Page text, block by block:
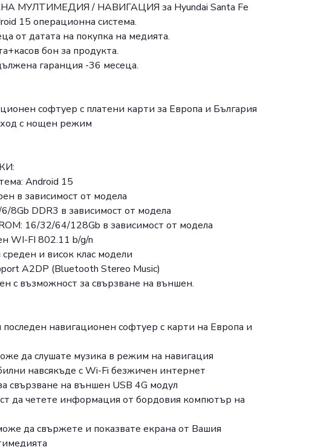
МУЛТИМЕДИЯ / НАВИГАЦИЯ за Hyundai Santa Fe
15 операционна система.
от датата на покупка на медията.
бон за продукта.
гаранция -36 месеца.
софтуер с платени карти за Европа и България
с нощен режим
Android 15
в зависимост от модела
8Gb DDR3 в зависимост от модела
16/32/64/128Gb в зависимост от модела
WI-FI 802.11 b/g/n
и висок клас модели
A2DP (Bluetooth Stereo Music)
с възможност за свързване на външен.
последен навигационен софтуер с карти на Европа и
да слушате музика в режим на навигация
навсякъде с Wi-Fi безжичен интернет
свързване на външен USB 4G модул
да четете информация от бордовия компютър на
да свържете и показвате екрана от Вашия